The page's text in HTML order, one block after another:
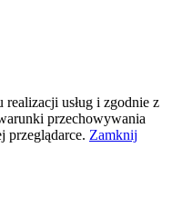
realizacji usług i zgodnie z
przechowywania
przeglądarce. Zamknij